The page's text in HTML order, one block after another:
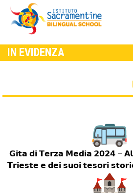
IN EVIDENZA
𝗚𝗶𝘁𝗮 𝗱𝗶 𝗧𝗲𝗿𝘇𝗮 𝗠𝗲𝗱𝗶𝗮 𝟮𝟬𝟮𝟰 –
𝗧𝗿𝗶𝗲𝘀𝘁𝗲 𝗲 𝗱𝗲𝗶 𝘀𝘂𝗼𝗶 𝘁𝗲𝘀𝗼𝗿𝗶